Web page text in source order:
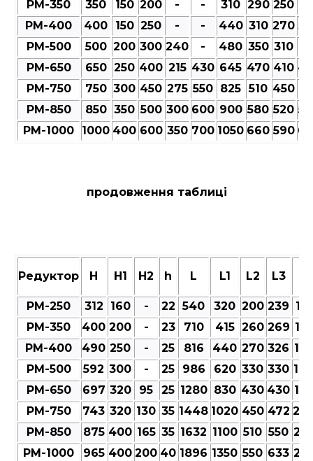
РМ-350 350 150 200 - - 310 290 250
РМ-400
400 150 250 - - 440 310 270
РМ-500
500 200 300 240 - 480 350 310
РМ-650
650 250 400 215 430 645 470 410
РМ-750
750 300 450 275 550 825 510 450
РМ-850
850 350 500 300 600 900 580 520
РМ-1000
1000 400 600 350 700 1050 660 590
продовження таблиці
Редуктор Н Н1 Н2 h L L1 L2 L3
РМ-250 312 160 - 22 540 320 200 239 101
РМ-350
400 200 - 23 710 415 260 269 122
РМ-400
490 250 - 25 816 440 270 326 128
РМ-500
592 300 - 25 986 620 330 330
РМ-650
697 320 95 25 1280 830 430 430 183
РМ-750
743 320 130 35 1448 1020 450 472
РМ-850
875 400 165 35 1632 1100 510 550
РМ-1000
965 400 200 40 1896 1350 550 633